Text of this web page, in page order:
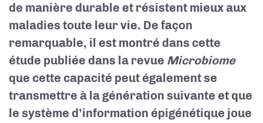
de manière durable et résistent mieux aux
maladies toute leur vie. De façon
remarquable, il est montré dans cette
étude publiée dans la revue Microbiome
que cette capacité peut également se
transmettre à la génération suivante et que
le système d’information épigénétique joue